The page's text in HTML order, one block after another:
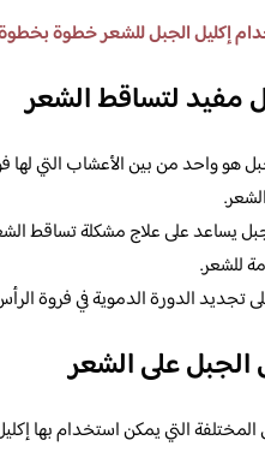
إكليل الجبل للشعر خطوة
مفيد لتساقط الشعر
هو واحد من بين الأعشاب التي
يساعد على علاج مشكلة تساقط
للشعر.
تجديد الدورة الدموية في فروة
الجبل على الشعر
التي يمكن استخدام بها